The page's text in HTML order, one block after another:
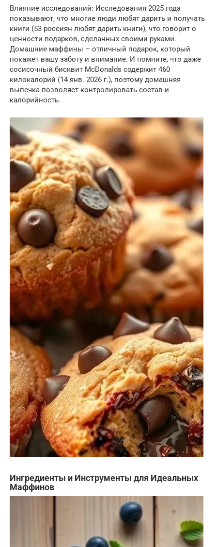
Влияние исследований: Исследования 2025 года
показывают, что многие люди любят дарить и получать
книги (53 россиян любят дарить книги), что говорит о
ценности подарков, сделанных своими руками.
Домашние маффины – отличный подарок, который
покажет вашу заботу и внимание. И помните, что даже
сосисочный бисквит McDonalds содержит 460
килокалорий (14 янв. 2026 г.), поэтому домашняя
выпечка позволяет контролировать состав и
калорийность.
Ингредиенты и Инструменты для Идеальных
Маффинов